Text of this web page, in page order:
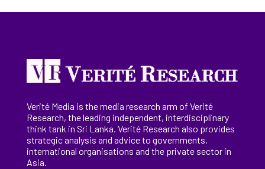
Verité Media is the media research arm of Verité
Research, theleading independent, interdisciplinary
think tank in Sri Lanka. Verité Research also provides
strategic analysis and advice to governments,
international organisations and the private sector in
Asia.